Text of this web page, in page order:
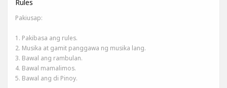
Rules
Pakiusap:
1. Pakibasa ang rules.
2. Musika at gamit panggawa ng musika lang.
3. Bawal ang rambulan.
4. Bawal mamalimos.
5. Bawal ang di Pinoy.